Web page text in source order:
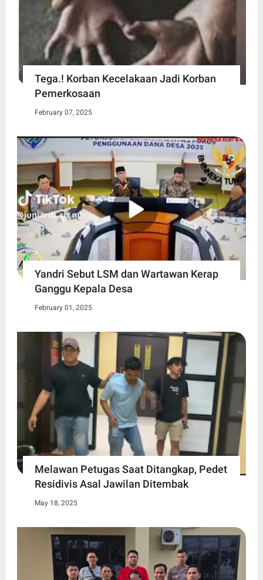
Tega.! Korban Kecelakaan Jadi Korban
Pemerkosaan
February 07, 2025
Yandri Sebut LSM dan Wartawan Kerap
Ganggu Kepala Desa
February 01, 2025
Melawan Petugas Saat Ditangkap, Pedet
Residivis Asal Jawilan Ditembak
May 18, 2025